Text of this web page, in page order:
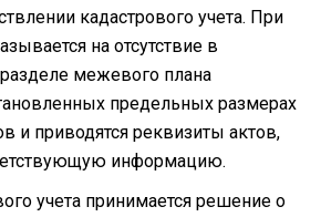
кадастрового учета. При
на отсутствие в
межевого плана
предельных размерах
и приводятся реквизиты актов,
информацию.
учета принимается решение о